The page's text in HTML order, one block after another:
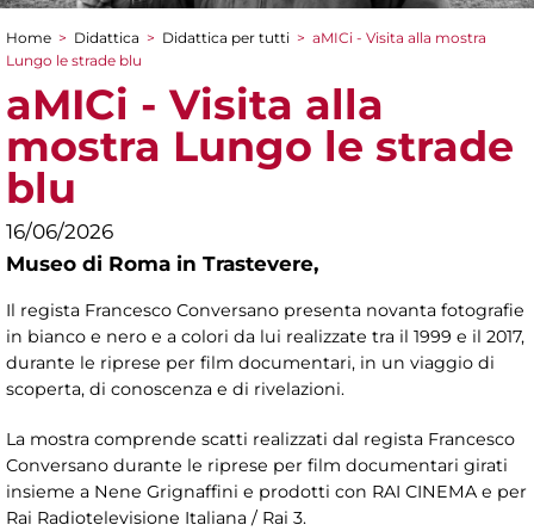
Tu sei qui
Home > Didattica > Didattica per tutti > aMICi - Visita alla mostra
Lungo le strade blu
aMICi - Visita alla
mostra Lungo le strade
blu
16/06/2026
Museo di Roma in Trastevere,
Il regista Francesco Conversano presenta novanta fotografie
in bianco e nero e a colori da lui realizzate tra il 1999 e il 2017,
durante le riprese per film documentari, in un viaggio di
scoperta, di conoscenza e di rivelazioni.
La mostra comprende scatti realizzati dal regista Francesco
Conversano durante le riprese per film documentari girati
insieme a Nene Grignaffini e prodotti con RAI CINEMA e per
Rai Radiotelevisione Italiana / Rai 3.